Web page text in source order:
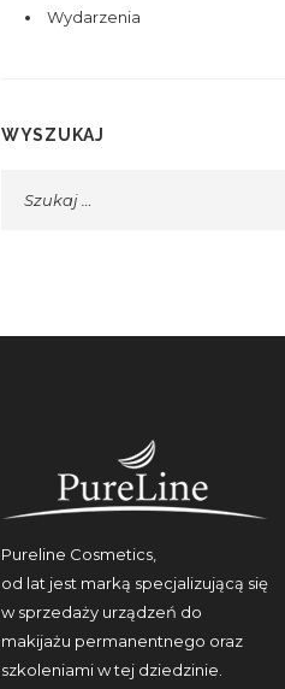
Wydarzenia
WYSZUKAJ
Pureline Cosmetics,
od lat jest marką specjalizującą się
w sprzedaży urządzeń do
makijażu permanentnego oraz
szkoleniami w tej dziedzinie.